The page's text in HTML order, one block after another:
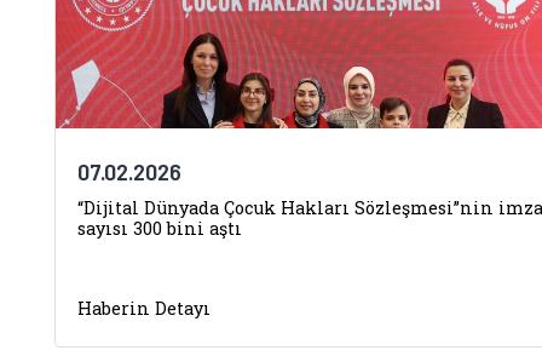
07.02.2026
“Dijital Dünyada Çocuk Hakları Sözleşmesi”nin imza
sayısı 300 bini aştı
Haberin Detayı